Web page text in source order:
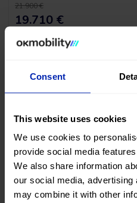
Consent
This website uses cookies
We use cookies to
provide social media
We also share information
our social media,
may combine it with other
21.900 €
19.710 €
BAJADA DE PRECIO
Peugeot 3008 Gt
1.6 HYBRID 300 EAT PHEV